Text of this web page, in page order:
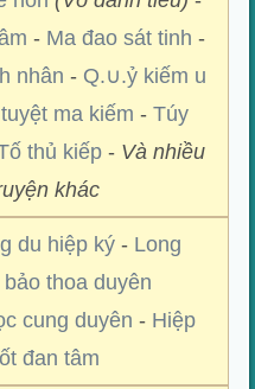
- Ma đao sát tinh -
nhân - Q.∪.ỷ kiếm u
ma kiếm - Túy
thủ kiếp- Và nhiều
khác
du hiệp ký - Long
thoa duyên
cung duyên - Hiệp
đan tâm